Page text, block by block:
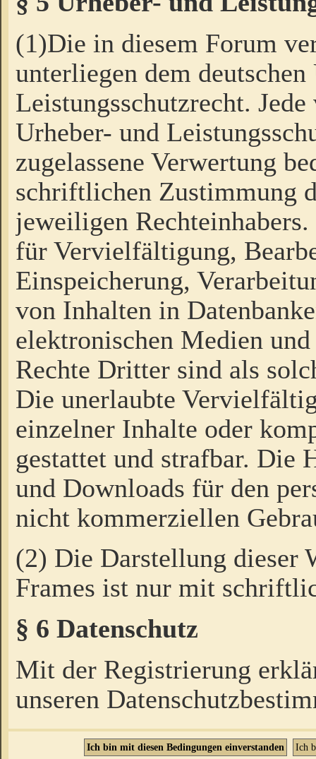
(1)Die in diesem Forum
unterliegen dem
Leistungsschutzrecht.
Urheber- und
zugelassene Verwertung
schriftlichen Zustimmung
jeweiligen
für Vervielfältigung,
Einspeicherung,
von Inhalten in
elektronischen Medien
Rechte Dritter sind als
Die unerlaubte
einzelner Inhalte oder
gestattet und strafbar. Die
und Downloads für den
nicht kommerziellen
(2) Die Darstellung dieser
Frames ist nur mit
§ 6 Datenschutz
Mit der Registrierung
unseren